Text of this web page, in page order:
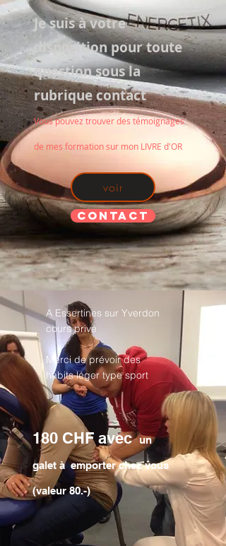
Je suis à votre
disposition pour toute
question sous la
rubrique contact
Vous pouvez trouver des témoignages
de mes formation sur mon LIVRE d'OR
voir
Contact
A Essertines sur Yverdon
cours privé
Merci de prévoir des
habits léger type sport
180 CHF avecun
galet à emporter chez vous
(valeur 80.-)